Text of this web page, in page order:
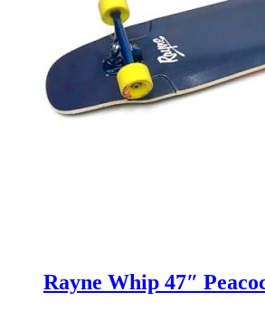
Rayne Whip 47″